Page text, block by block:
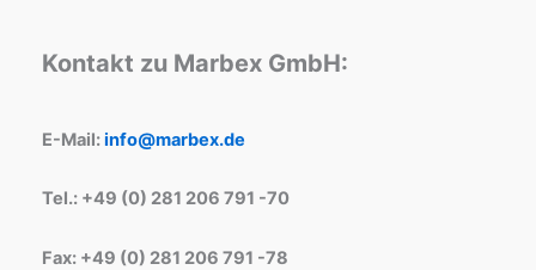
Kontakt zu Marbex GmbH:
E-Mail:info@marbex.de
Tel.: +49 (0) 281 206 791 -70
Fax: +49 (0) 281 206 791 -78